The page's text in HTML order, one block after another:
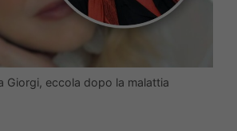
Giorgi, eccola dopo la malattia